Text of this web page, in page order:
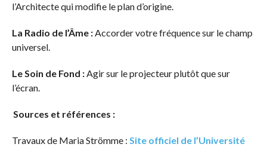
l’Architecte qui modifie le plan d’origine.
La Radio de l’Âme :Accorder votre fréquence sur le champ
universel.
Le Soin de Fond :Agir sur le projecteur plutôt que sur
l’écran.
Sources et références :
Travaux de Maria Strömme : Site officiel de l’Université